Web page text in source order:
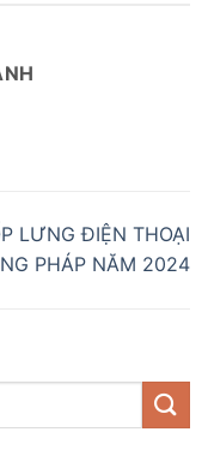
LƯNG ĐIỆN THOẠI
PHÁP NĂM 2024